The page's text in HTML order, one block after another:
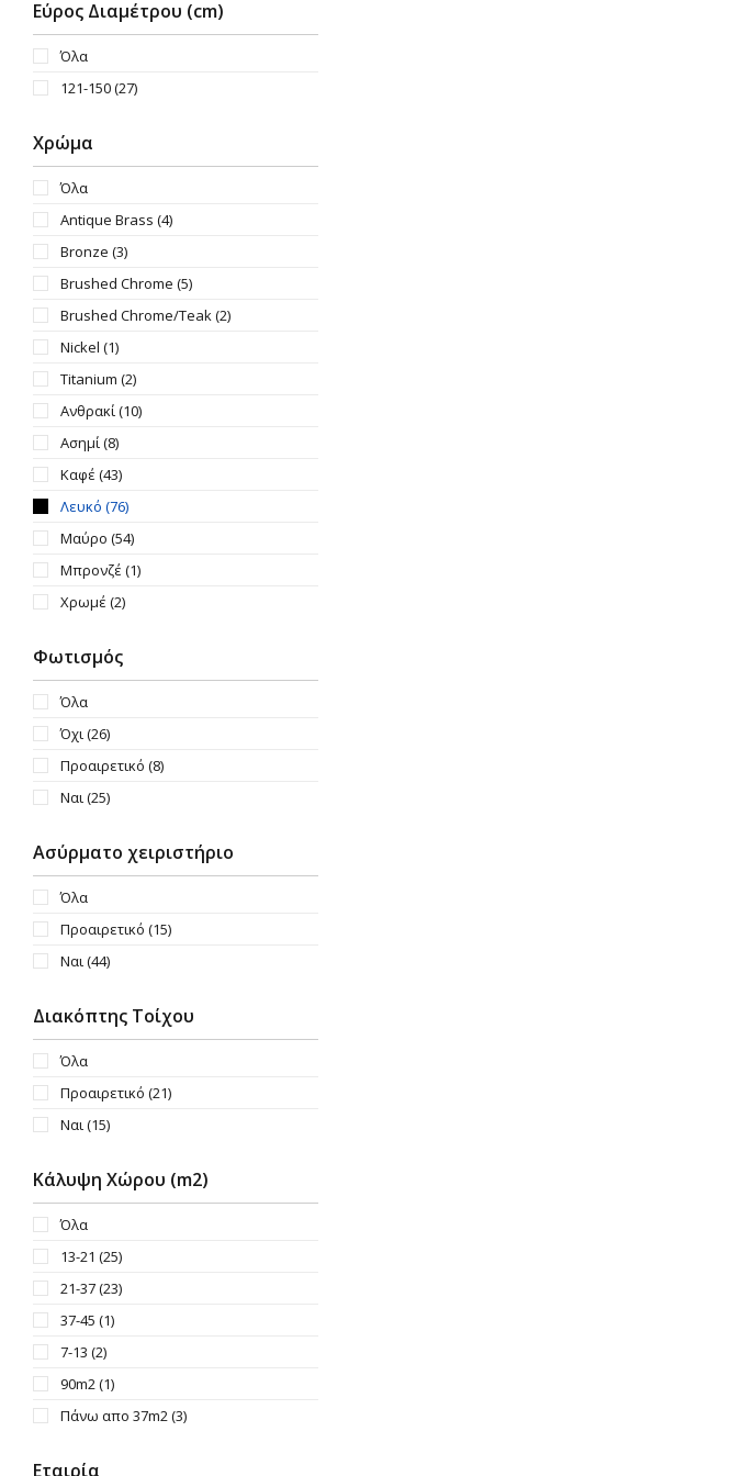
Εύρος Διαμέτρου (cm)
Όλα
121-150(27)
Χρώμα
Όλα
Antique Brass (4)
Bronze (3)
Brushed Chrome (5)
Brushed Chrome/Teak(2)
Nickel (1)
Titanium (2)
Ανθρακί(10)
Ασημί(8)
Καφέ (43)
Λευκό (76)
Μαύρο (54)
Μπρονζέ (1)
Χρωμέ (2)
Φωτισμός
Όλα
Όχι(26)
Προαιρετικό (8)
Ναι(25)
Ασύρματο χειριστήριο
Όλα
Προαιρετικό (15)
Ναι(44)
Διακόπτης Τοίχου
Όλα
Προαιρετικό (21)
Ναι(15)
Κάλυψη Χώρου (m2)
Όλα
13-21 (25)
21-37(23)
37-45 (1)
7-13 (2)
90m2(1)
Πάνω απο 37m2(3)
Εταιρία